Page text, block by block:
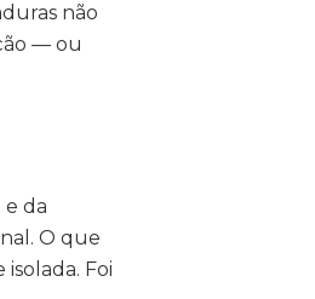
não
— ou
e da
O que
Foi